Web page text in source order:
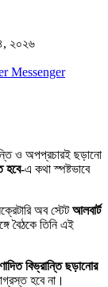
২০২৬
Messenger
ও অপপ্রচারই ছড়ানো
হবে-এ কথা স্পষ্টভাবে
অব স্টেটআলবার্ট
বৈঠকে তিনি এই
বিভ্রান্তি ছড়ানোর
হবে না।